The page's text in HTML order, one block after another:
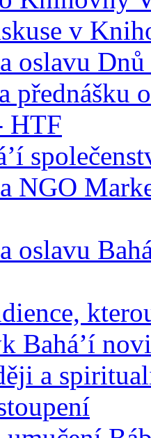
v
oslavu
přednášku
HTF
NGO
oslavu
Bahá’í
a